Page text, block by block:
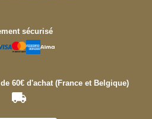
sécurisé
60€ d'achat (France et Belgique)